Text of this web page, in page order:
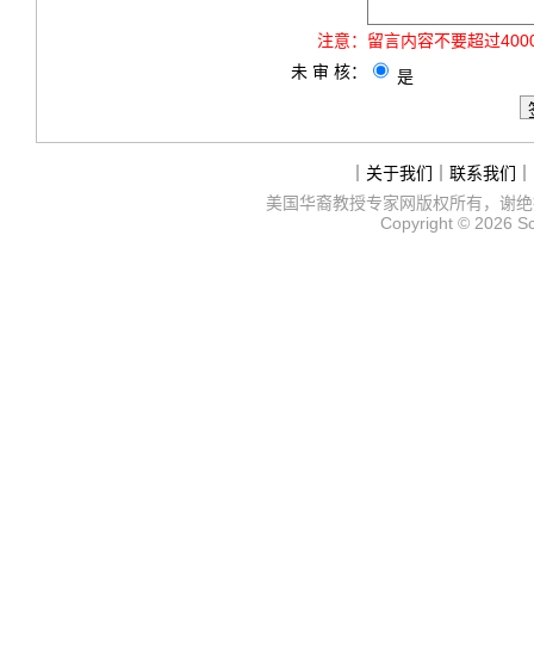
注意： 留言内容不要超过
未 审 核：
是
关于我们 联系我们
美国华裔教授专家网版权所有，谢
Copyright © 2026